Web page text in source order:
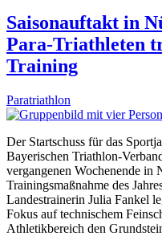
Saisonauftakt in
Para-Triathleten
Training
Paratriathlon
Der Startschuss für das
Bayerischen Triathlon-
vergangenen Wochenende in
Trainingsmaßnahme des
Landestrainerin Julia Fankel
Fokus auf technischem
Athletikbereich den